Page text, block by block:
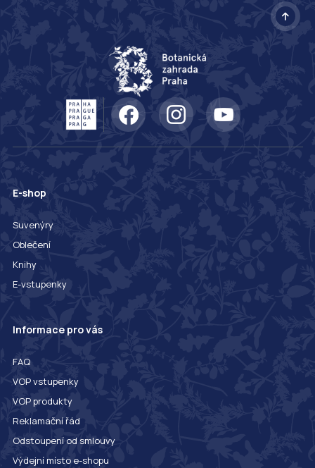
E-shop
Suvenýry
Oblečení
Knihy
E-vstupenky
Informace pro vás
FAQ
VOP vstupenky
VOP produkty
Reklamační řád
Odstoupení od smlouvy
Výdejní místo e-shopu